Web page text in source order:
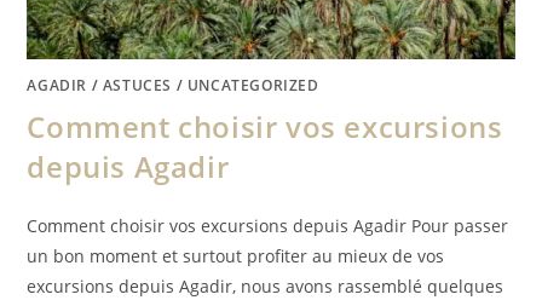
AGADIR / ASTUCES / UNCATEGORIZED
Comment choisir vos excursions
depuis Agadir
Comment choisir vos excursions depuis Agadir Pour passer
un bon moment et surtout profiter au mieux de vos
excursions depuis Agadir, nous avons rassemblé quelques